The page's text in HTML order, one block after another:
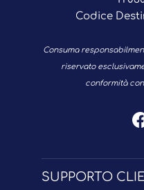
Codice
Consuma
riservato
conformità
SUPPORTO